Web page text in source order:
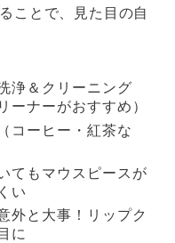
ことで、見た目の自
浄＆クリーニング
ーナーがおすすめ）
コーヒー・紅茶な
てもマウスピースが
い
外と大事！リップク
に